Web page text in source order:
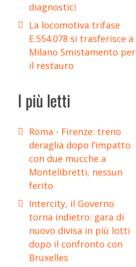
diagnostici
La locomotiva trifase
E.554.078 si trasferisce a
Milano Smistamento per
il restauro
I più letti
Roma - Firenze: treno
deraglia dopo l’impatto
con due mucche a
Montelibretti, nessun
ferito
Intercity, il Governo
torna indietro: gara di
nuovo divisa in più lotti
dopo il confronto con
Bruxelles